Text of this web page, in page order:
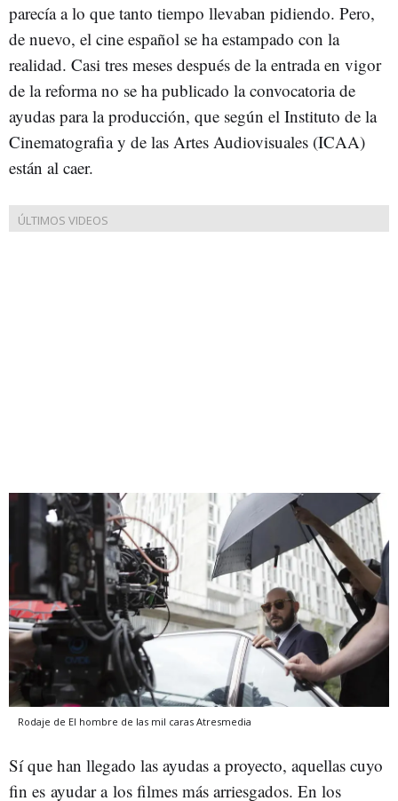
parecía a lo que tanto tiempo llevaban pidiendo. Pero,
de nuevo, el cine español se ha estampado con la
realidad. Casi tres meses después de la entrada en vigor
de la reforma no se ha publicado la convocatoria de
ayudas para la producción, que según el Instituto de la
Cinematografia y de las Artes Audiovisuales (ICAA)
están al caer.
Rodaje de El hombre de las mil caras Atresmedia
Sí que han llegado las ayudas a proyecto, aquellas cuyo
fin es ayudar a los filmes más arriesgados. En los